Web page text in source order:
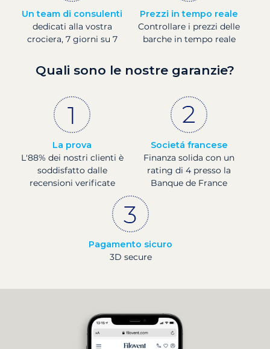
Un team di consulenti
dedicati alla vostra
crociera, 7 giorni su 7
Prezzi in tempo reale
Controllare i prezzi delle
barche in tempo reale
Quali sono le nostre garanzie?
La prova
L'88% dei nostri clienti è
soddisfatto dalle
recensioni verificate
Societá francese
Finanza solida con un
rating di 4 presso la
Banque de France
Pagamento sicuro
3D secure